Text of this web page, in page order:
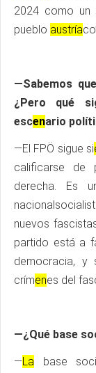
2024 como un
pueblo austría
—Sabemos
¿Pero qué
escenario
—El FPÖ sigue si
calificarse de
derecha. Es
nuevos
partido está a
democracia, y
crímenes del
—¿Qué base
—La base